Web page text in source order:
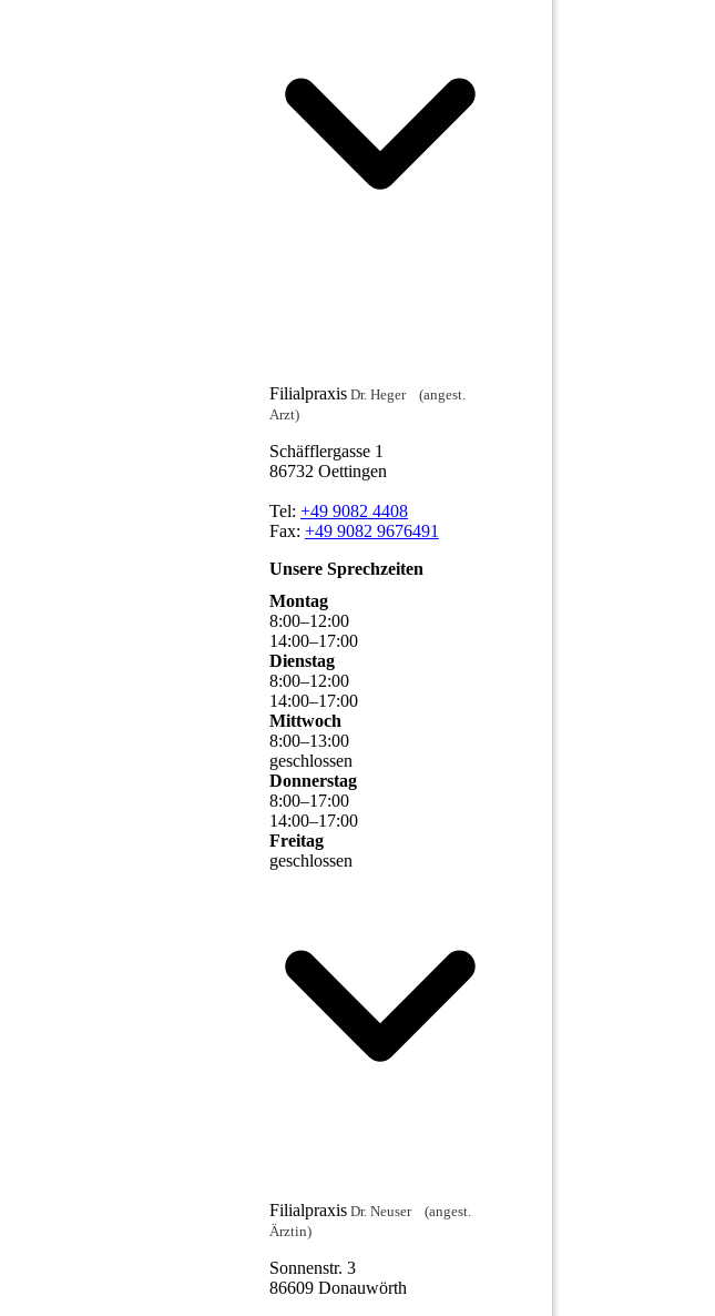
Filialpraxis Dr. Heger (angest.
Arzt)
Schäfflergasse 1
86732 Oettingen
Tel: +49 9082 4408
Fax: +49 9082 9676491
Unsere Sprechzeiten
Montag
8:00–12:00
14:00–17:00
Dienstag
8:00–12:00
14:00–17:00
Mittwoch
8:00–13:00
geschlossen
Donnerstag
8:00–17:00
14:00–17:00
Freitag
geschlossen
Filialpraxis Dr. Neuser (angest.
Ärztin)
Sonnenstr. 3
86609 Donauwörth